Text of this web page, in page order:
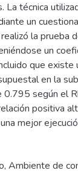
La técnica
un
la prueba
un
que
en la
0.795 según el
positiva
mejor
, Ambiente de